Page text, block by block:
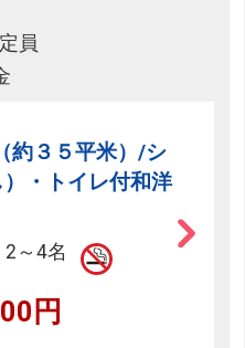
員
約３５平米）/シ
・トイレ付和洋
2～4名
円